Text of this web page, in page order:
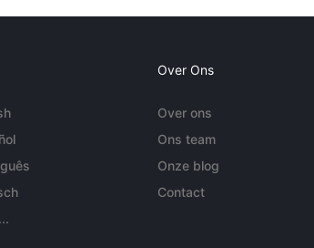
Over Ons
Over ons
Ons team
Onze blog
Contact